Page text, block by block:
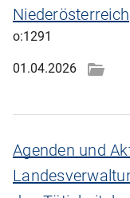
Niederösterreich
o:1291
01.04.2026
Agenden und